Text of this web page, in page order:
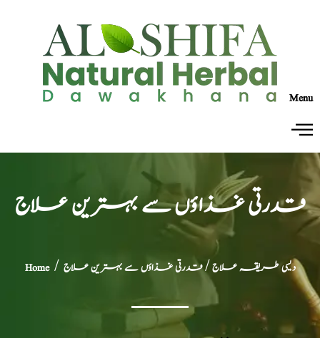
Menu
قدرتی غذاؤں سے بہترین علاج
Home/ دیسی طریقہ علاج/ قدرتی غذاؤں سے بہترین علاج